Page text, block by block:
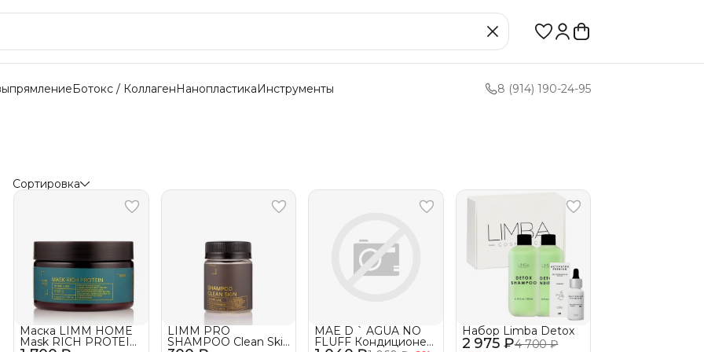
Ботокс / КоллагенНанопластикаИнструменты 8 (914) 190-24-95
Сортировка
Маска LIMM HOME
Mask RICH PROTEIN
LIMM PRO
SHAMPOO Clean Skin
MAE D ` AGUA NO
FLUFF Кондиционер 2 975 ₽4 700 ₽
Набор Limba Detox